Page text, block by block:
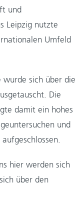
und
Leipzig nutzte
Umfeld
sich über die
Die
damit ein hohes
und
hier werden sich
über den